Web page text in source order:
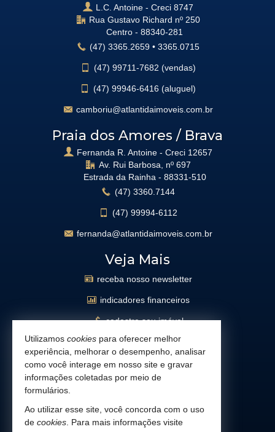
L.C. Antoine - Creci 8747
Rua Gustavo Richard nº 250
Centro - 88340-281
(47) 3365.2659 • 3365.0715
(47) 99711-7682 (vendas)
(47) 99946-6416 (aluguel)
camboriu@atlantidaimoveis.com.br
Praia dos Amores / Brava
Fernanda R. Antoine - Creci 12657
Av. Rui Barbosa, nº 697
Estrada da Rainha - 88331-510
(47) 3360.7144
(47) 99994-6112
fernanda@atlantidaimoveis.com.br
Veja Mais
receba nosso newsletter
indicadores financeiros
cadastre seu imóvel
imóveis favoritos
mapa de imóveis
busca imóveis
Facebook
Instagram
Utilizamos cookies para oferecer melhor
experiência, melhorar o desempenho, analisar
como você interage em nosso site e gravar
informações coletadas por meio de
formulários.
Ao utilizar esse site, você concorda com o uso
de cookies . Para mais informações visite